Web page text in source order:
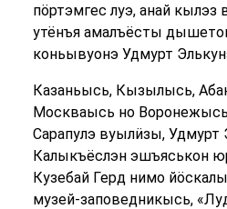
пӧртэмгес луэ, анай кылэз
утёнъя амалъёсты
коньывуонэ Удмурт
Казаньысь, Кызылысь,
Москваысь но
Сарапулэ вуылӥзы, Удмурт
Калыкъёслэн эшъяськон
Кузебай Герд нимо
музей-заповедникысь,